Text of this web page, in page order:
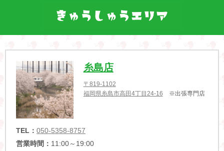
糸島店
〒819-1102
福岡県糸島市高田4丁目24-16 ※出張専門店
TEL： 050-5358-8757
営業時間： 11:00～19:00